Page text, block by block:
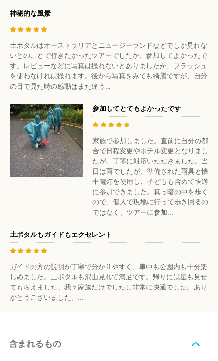
神秘的な風景
土ボタルはオーストラリアとニュージーランドなどでしか見れな
いとのことで行きたかったツアーでしたか、参加してよかったで
す。レビューなどに写真は撮れないとありましたが、フラッシュ
を使わなければ撮れます。後から写真をみても綺麗ですが、自分
の目で見た時の感動はまた違う...
参加してとてもよかったです
家族で参加しました。直前に自分の都
合で日程変更やホテル変更となりまし
たが、丁寧に対応いただきました。当
日は雨でしたが、準備された雨具と懐
中電灯を使用し、子どもも含めて快適
に参加できました。真っ暗の中を歩く
ので、個人で現地に行って歩き回るの
ではなく、ツアーに参加...
土ボタルもガイドもエクセレント
ガイドの方の説明が丁寧で分かりやすく、車中も公園内も十分楽
しめました。土ボタルも沢山見れて満足です。帰りには星も見せ
てもらえました。我々家族だけでしたし非常に快適でした。あり
がとうございました。...
含まれるもの